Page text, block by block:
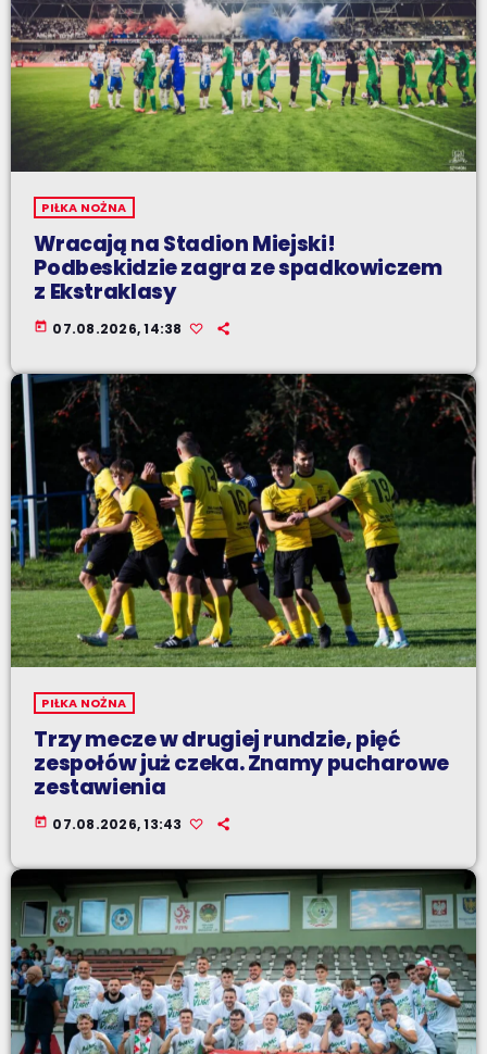
PIŁKA NOŻNA
Wracają na Stadion Miejski!
Podbeskidzie zagra ze spadkowiczem
z Ekstraklasy
today 07.08.2026, 14:38
PIŁKA NOŻNA
Trzy mecze w drugiej rundzie, pięć
zespołów już czeka. Znamy pucharowe
zestawienia
today 07.08.2026, 13:43